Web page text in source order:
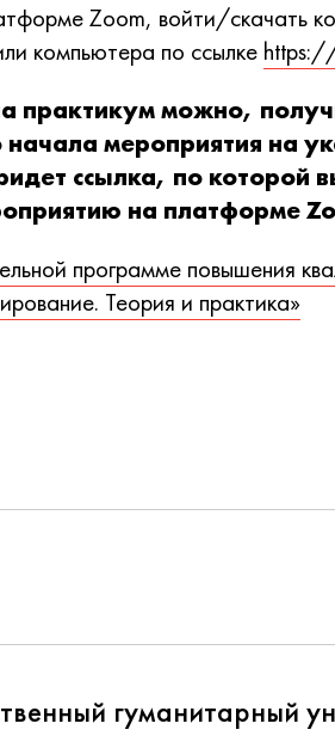
Zoom, войти/скачать
компьютера по ссылке
практикум можно,
мероприятия на
ссылка, по которой
на платформе
программе повышения
Теория и практика»
гуманитарный